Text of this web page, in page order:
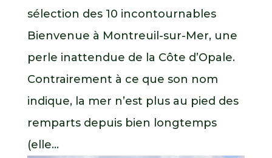
sélection des 10 incontournables
Bienvenue à Montreuil-sur-Mer, une
perle inattendue de la Côte d’Opale.
Contrairement à ce que son nom
indique, la mer n’est plus au pied des
remparts depuis bien longtemps
(elle...